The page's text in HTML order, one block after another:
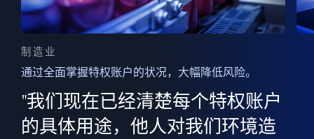
制造业
通过全面掌握特权账户的状况，大幅降低风险。
"我们现在已经清楚每个特权账户
的具体用途，他人对我们环境造